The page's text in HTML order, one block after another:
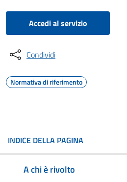
Accedi al servizio
Condividi
Normativa di riferimento
INDICE DELLA PAGINA
A chi è rivolto